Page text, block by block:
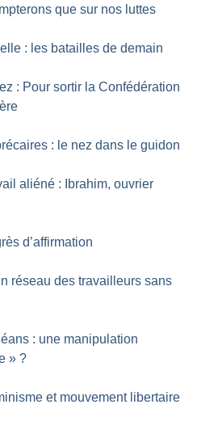
que sur nos luttes
: les batailles de demain
: Pour sortir la Confédération
: le nez dans le guidon
aliéné : Ibrahim, ouvrier
d’affirmation
réseau des travailleurs sans
: une manipulation
» ?
et mouvement libertaire